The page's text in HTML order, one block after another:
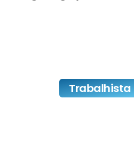
Trabalhista